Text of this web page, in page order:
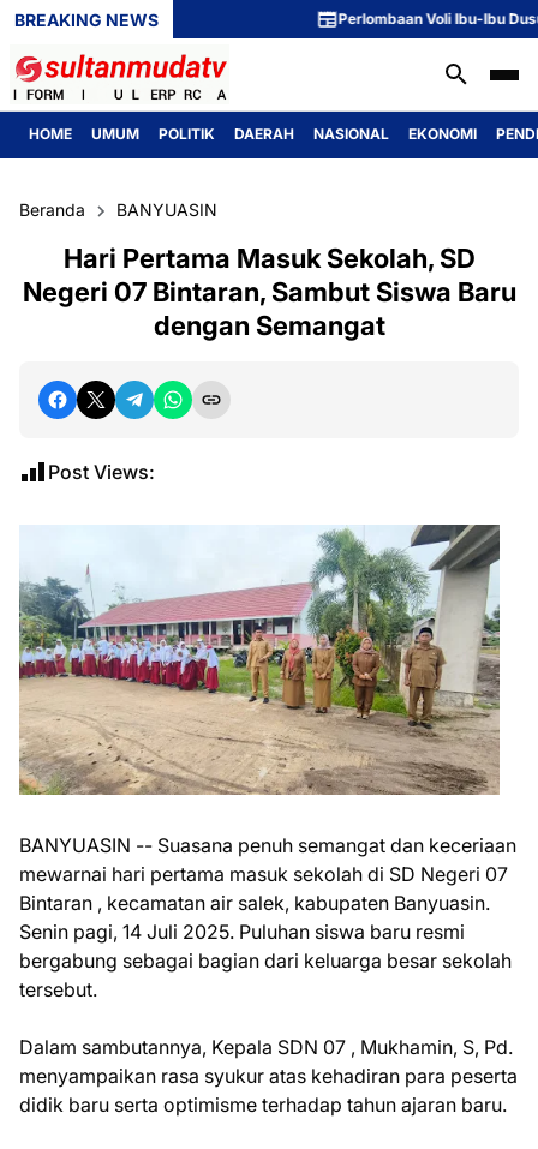
BREAKING NEWS Perlombaan Voli Ibu-Ibu Dusun 1
HOME UMUM POLITIK DAERAH NASIONAL EKONOMI
Beranda BANYUASIN
Hari Pertama Masuk Sekolah, SD
Negeri 07 Bintaran, Sambut Siswa Baru
dengan Semangat
Post Views:
BANYUASIN -- Suasana penuh semangat dan keceriaan
mewarnai hari pertama masuk sekolah di SD Negeri 07
Bintaran , kecamatan air salek, kabupaten Banyuasin.
Senin pagi, 14 Juli 2025. Puluhan siswa baru resmi
bergabung sebagai bagian dari keluarga besar sekolah
tersebut.
Dalam sambutannya, Kepala SDN 07 , Mukhamin, S, Pd.
menyampaikan rasa syukur atas kehadiran para peserta
didik baru serta optimisme terhadap tahun ajaran baru.